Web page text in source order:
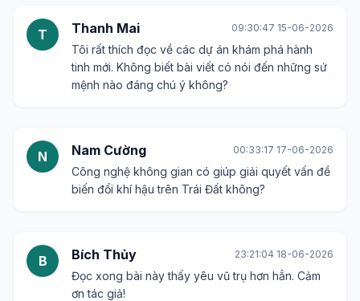
T Thanh Mai 09:30:47 15-06-2026
Tôi rất thích đọc về các dự án khám phá hành
tinh mới. Không biết bài viết có nói đến những sứ
mệnh nào đáng chú ý không?
N Nam Cường 00:33:17 17-06-2026
Công nghệ không gian có giúp giải quyết vấn đề
biến đổi khí hậu trên Trái Đất không?
B Bích Thủy 23:21:04 18-06-2026
Đọc xong bài này thấy yêu vũ trụ hơn hẳn. Cảm
ơn tác giả!